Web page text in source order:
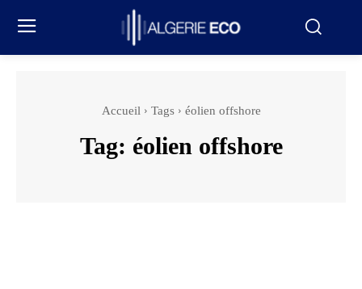
Accueil Tags éolien offshore
Tag: éolien offshore